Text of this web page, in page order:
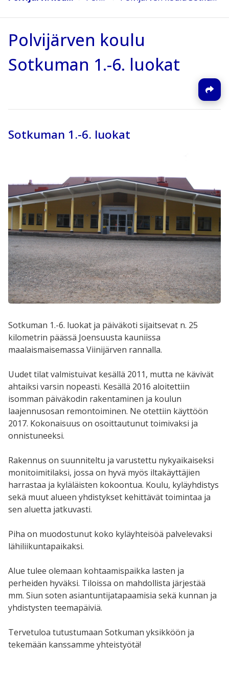
Polvijärven koulu
Sotkuman 1.-6. luokat
Sotkuman 1.-6. luokat
Sotkuman 1.-6. luokat ja päiväkoti sijaitsevat n. 25
kilometrin päässä Joensuusta kauniissa
maalaismaisemassa Viinijärven rannalla.
Uudet tilat valmistuivat kesällä 2011, mutta ne kävivät
ahtaiksi varsin nopeasti. Kesällä 2016 aloitettiin
isomman päiväkodin rakentaminen ja koulun
laajennusosan remontoiminen. Ne otettiin käyttöön
2017. Kokonaisuus on osoittautunut toimivaksi ja
onnistuneeksi.
Rakennus on suunniteltu ja varustettu nykyaikaiseksi
monitoimitilaksi, jossa on hyvä myös iltakäyttäjien
harrastaa ja kyläläisten kokoontua. Koulu, kyläyhdistys
sekä muut alueen yhdistykset kehittävät toimintaa ja
sen aluetta jatkuvasti.
Piha on muodostunut koko kyläyhteisöä palvelevaksi
lähiliikuntapaikaksi.
Alue tulee olemaan kohtaamispaikka lasten ja
perheiden hyväksi. Tiloissa on mahdollista järjestää
mm. Siun soten asiantuntijatapaamisia sekä kunnan ja
yhdistysten teemapäiviä.
Tervetuloa tutustumaan Sotkuman yksikköön ja
tekemään kanssamme yhteistyötä!